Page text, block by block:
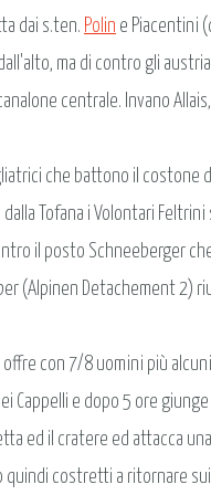
dai s.ten. Polin e Piacentini
ma di contro gli
centrale. Invano Allais,
che battono il costone
Tofana i Volontari Feltrini
il posto Schneeberger
(Alpinen Detachement 2)
con 7/8 uomini più
Cappelli e dopo 5 ore
ed il cratere ed attacca
costretti a ritornare